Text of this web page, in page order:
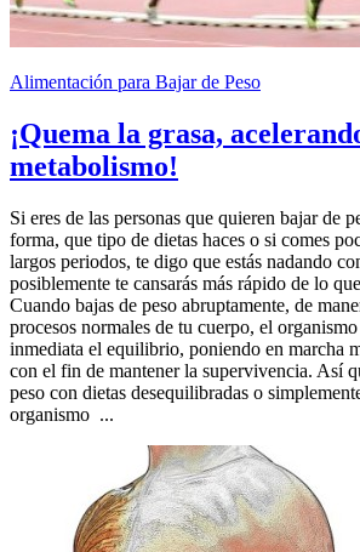
Alimentación para Bajar de Peso
¡Quema la grasa,
metabolismo!
Si eres de las personas que quieren bajar de
forma, que tipo de dietas haces o si comes
largos periodos, te digo que estás nadando
posiblemente te cansarás más rápido de lo
Cuando bajas de peso abruptamente, de
procesos normales de tu cuerpo, el
inmediata el equilibrio, poniendo en marcha
con el fin de mantener la supervivencia. Así
peso con dietas desequilibradas o
organismo ...